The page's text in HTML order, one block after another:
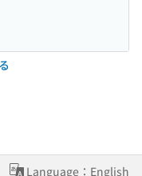
Language：English